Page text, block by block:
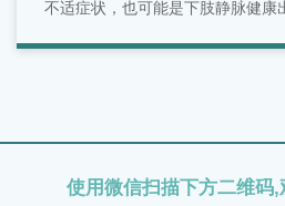
不适症状，也可能是下肢静脉健康
使用微信扫描下方二维码